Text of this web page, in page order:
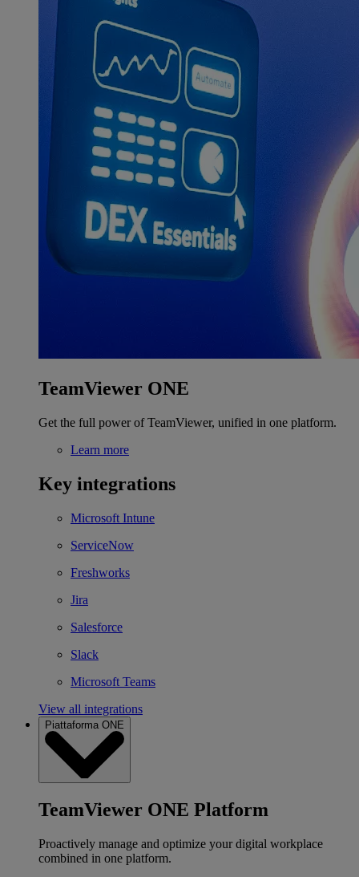
TeamViewer ONE
Get the full power of TeamViewer, unified in one platform.
Learn more
Key integrations
Microsoft Intune
ServiceNow
Freshworks
Jira
Salesforce
Slack
Microsoft Teams
View all integrations
Piattaforma ONE
TeamViewer ONE Platform
Proactively manage and optimize your digital workplace
combined in one platform.